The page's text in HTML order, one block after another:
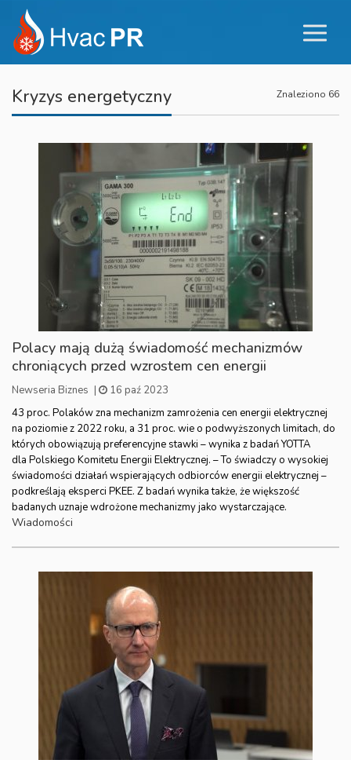
Kryzys energetyczny Znaleziono 66
Polacy mają dużą świadomość mechanizmów
chroniących przed wzrostem cen energii
Newseria Biznes |
16 paź 2023
43 proc. Polaków zna mechanizm zamrożenia cen energii elektrycznej
na poziomie z 2022 roku, a 31 proc. wie o podwyższonych limitach, do
których obowiązują preferencyjne stawki – wynika z badań YOTTA
dla Polskiego Komitetu Energii Elektrycznej. – To świadczy o wysokiej
świadomości działań wspierających odbiorców energii elektrycznej –
podkreślają eksperci PKEE. Z badań wynika także, że większość
badanych uznaje wdrożone mechanizmy jako wystarczające.
Wiadomości